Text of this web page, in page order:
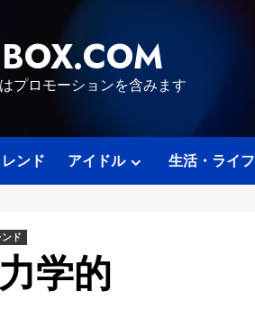
プロモーションを含みます
ンド アイドル 生活・ライフ
ド
学的